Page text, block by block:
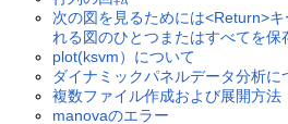
次の図を見るためには<Return>
れる図のひとつまたはすべてを保
plot(ksvm）について
ダイナミックパネルデータ分析に
複数ファイル作成および展開方法
manovaのエラー